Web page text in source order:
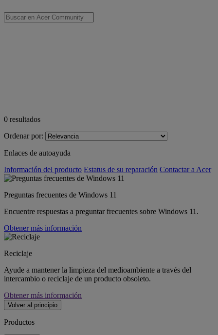
0 resultados
Ordenar por:
Enlaces de autoayuda
Información del producto Estatus de su reparación Contactar a Acer
Preguntas frecuentes de Windows 11
Encuentre respuestas a preguntar frecuentes sobre Windows 11.
Obtener más información
Reciclaje
Ayude a mantener la limpieza del medioambiente a través del
intercambio o reciclaje de un producto obsoleto.
Obtener más información
Volver al principio
Productos